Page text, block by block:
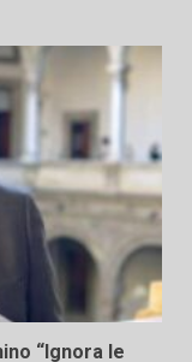
“Ignora le